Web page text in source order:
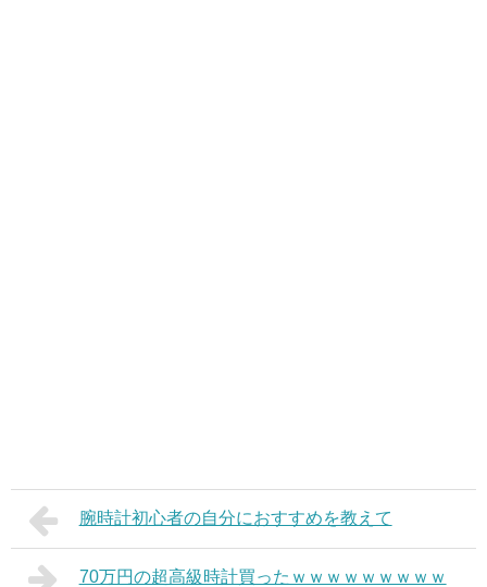
腕時計初心者の自分におすすめを教えて
70万円の超高級時計買ったｗｗｗｗｗｗｗｗｗ